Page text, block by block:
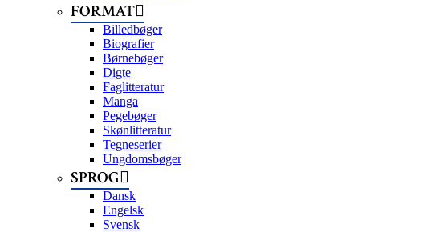
FORMAT
Billedbøger
Biografier
Børnebøger
Digte
Faglitteratur
Manga
Pegebøger
Skønlitteratur
Tegneserier
Ungdomsbøger
SPROG
Dansk
Engelsk
Svensk